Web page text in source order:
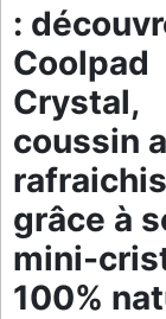
:
Coolpad
Crystal,
coussin
grâce à
mini-
100%